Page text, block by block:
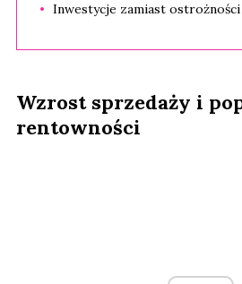
Inwestycje zamiast ostrożności
Wzrost sprzedaży i
rentowności